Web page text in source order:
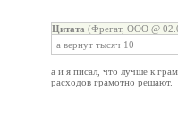
Цитата (Фрегат, ООО @
а вернут тысяч 10
а и я писал, что лучше к
расходов грамотно решают.